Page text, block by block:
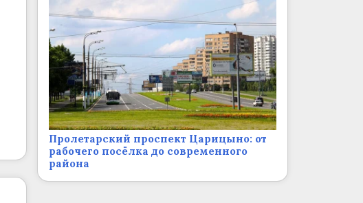
Пролетарский проспект Царицыно: от
рабочего посёлка до современного
района